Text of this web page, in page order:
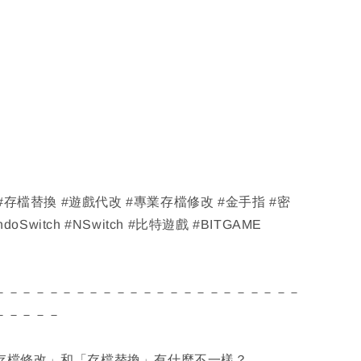
檔替換 #遊戲代改 #專業存檔修改 #金手指 #密
#NSwitch #比特遊戲 #BITGAME
－－－－－－－－－－－－－－－－－－－－－－
－－－－